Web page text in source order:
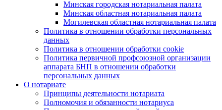
Минская городская нотариальная палата
Минская областная нотариальная палата
Могилевская областная нотариальная палата
Политика в отношении обработки персональных
данных
Политика в отношении обработки cookie
Политика первичной профсоюзной организации
аппарата БНП в отношении обработки
персональных данных
О нотариате
Принципы деятельности нотариата
Полномочия и обязанности нотариуса